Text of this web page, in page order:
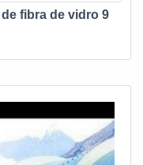
fibra de vidro 9